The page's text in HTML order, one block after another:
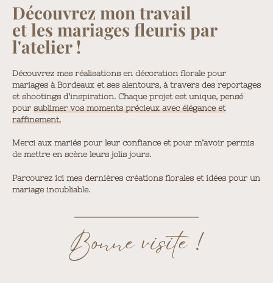
Découvrez mon travail
et les mariages fleuris par
l'atelier !
Découvrez mes réalisations en décoration florale pour
mariages à Bordeaux et ses alentours, à travers des reportages
et shootings d’inspiration. Chaque projet est unique, pensé
pour sublimer vos moments précieux avec élégance et
raffinement.
Merci aux mariés pour leur confiance et pour m’avoir permis
de mettre en scène leurs jolis jours.
Parcourez ici mes dernières créations florales et idées pour un
mariage inoubliable.
Bonne visite !